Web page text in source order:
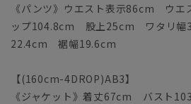
《パンツ》ウエスト表示86cm ウ
ップ104.8cm 股上25cm ワタリ
22.4cm 裾幅19.6cm
【(160cm-4DROP)AB3】
《ジャケット》着丈67cm バスト